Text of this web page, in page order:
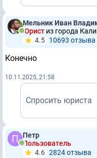
Мельник Иван
Юрист из города
4.5 10693 отзывa
Конечно
10.11.2025, 21:58
Спросить юриста
Петр
Пользователь
4.6 2824 отзывa